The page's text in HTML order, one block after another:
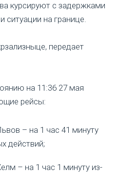
курсируют с задержками
ситуации на границе.
передает
на 11:36 27 мая
рейсы:
– на 1 час 41 минуту
действий;
– на 1 час 1 минуту из-